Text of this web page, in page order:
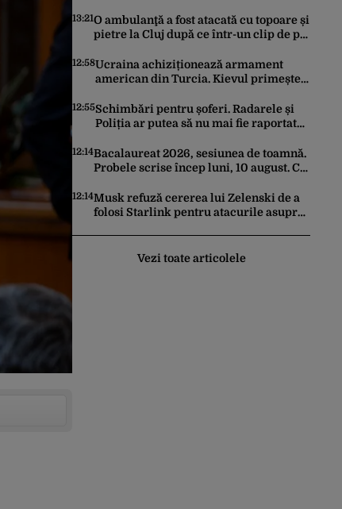
13:21O ambulanţă a fost atacată cu topoare și
pietre la Cluj după ce într-un clip de pe
12:58Ucraina achiziționează armament
american din Turcia. Kievul primește
MLRS
12:55Schimbări pentru șoferi. Radarele și
Poliția ar putea să nu mai fie raportate
12:14Bacalaureat 2026, sesiunea de toamnă.
Probele scrise încep luni, 10 august. Ce
12:14Musk refuză cererea lui Zelenski de a
folosi Starlink pentru atacurile asupra
Vezi toate articolele